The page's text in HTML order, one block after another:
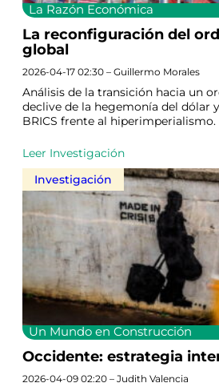
La Razón Económica
La reconfiguración del
global
2026-04-17 02:30 – Guillermo Morales
Análisis de la transición hacia un
declive de la hegemonía del dólar
BRICS frente al hiperimperialismo.
Leer Investigación
Investigación
Un Mundo en Construcción
Occidente: estrategia
2026-04-09 02:20 – Judith Valencia